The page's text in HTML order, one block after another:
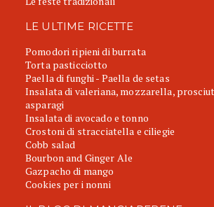
LE ULTIME RICETTE
Pomodori ripieni di burrata
Torta pasticciotto
Paella di funghi - Paella de setas
Insalata di valeriana, mozzarella,
asparagi
Insalata di avocado e tonno
Crostoni di stracciatella e ciliegie
Cobb salad
Bourbon and Ginger Ale
Gazpacho di mango
Cookies per i nonni